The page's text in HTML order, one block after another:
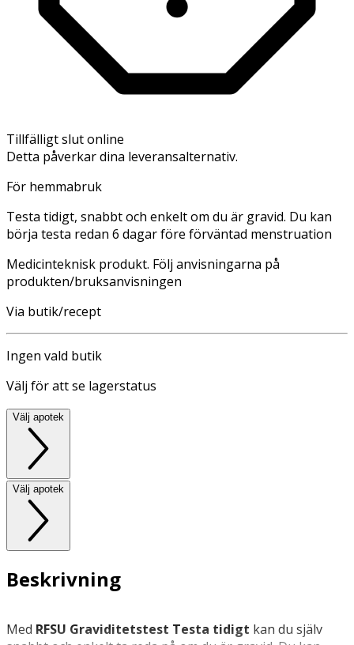
Tillfälligt slut online
Detta påverkar dina leveransalternativ.
För hemmabruk
Testa tidigt, snabbt och enkelt om du är gravid. Du kan
börja testa redan 6 dagar före förväntad menstruation
Medicinteknisk produkt. Följ anvisningarna på
produkten/bruksanvisningen
Via butik/recept
Ingen vald butik
Välj för att se lagerstatus
Välj apotek
Välj apotek
Beskrivning
Med RFSU Graviditetstest Testa tidigt kan du själv